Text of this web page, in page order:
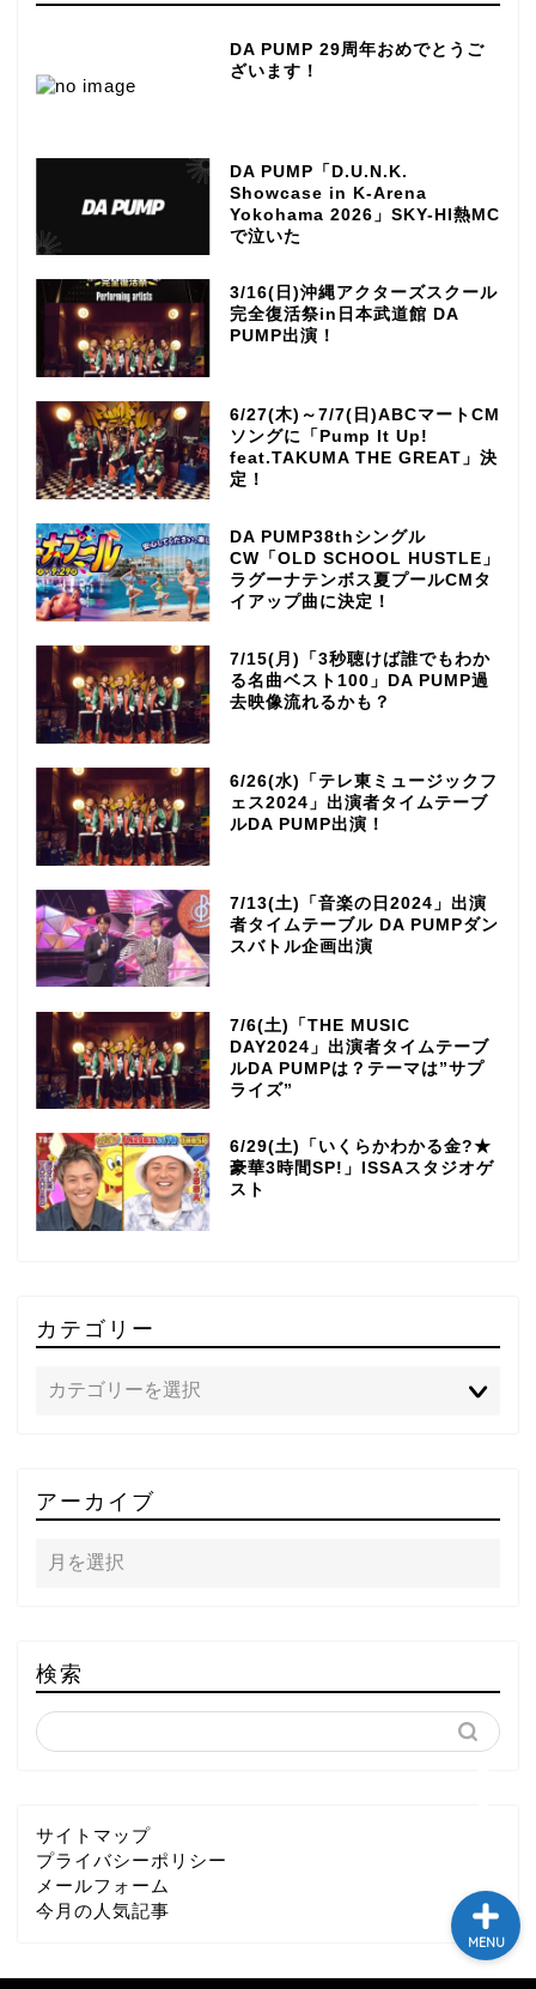
DA PUMP 29周年おめでとうご
ざいます！
DA PUMP「D.U.N.K.
Showcase in K-Arena
Yokohama 2026」SKY-HI熱MC
で泣いた
3/16(日)沖縄アクターズスクール
完全復活祭in日本武道館 DA
PUMP出演！
6/27(木)～7/7(日)ABCマートCM
ソングに「Pump It Up!
feat.TAKUMA THE GREAT」決
定！
DA PUMP38thシングル
CW「OLD SCHOOL HUSTLE」
ラグーナテンボス夏プールCMタ
イアップ曲に決定！
7/15(月)「3秒聴けば誰でもわか
る名曲ベスト100」DA PUMP過
去映像流れるかも？
6/26(水)「テレ東ミュージックフ
ェス2024」出演者タイムテーブ
ルDA PUMP出演！
7/13(土)「音楽の日2024」出演
者タイムテーブル DA PUMPダン
スバトル企画出演
7/6(土)「THE MUSIC
DAY2024」出演者タイムテーブ
ルDA PUMPは？テーマは”サプ
ライズ”
6/29(土)「いくらかわかる金?★
豪華3時間SP!」ISSAスタジオゲ
スト
カテゴリー
アーカイブ
検索
サイトマップ
プライバシーポリシー
メールフォーム
今月の人気記事
MENU
～DA PUMP YORIの晴れ
ばれラジオ～